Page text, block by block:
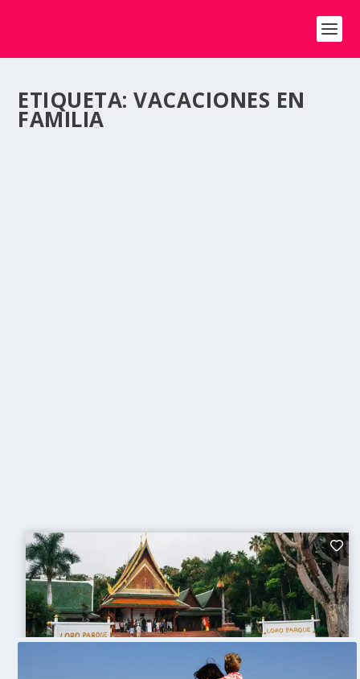
ETIQUETA:VACACIONES EN
FAMILIA